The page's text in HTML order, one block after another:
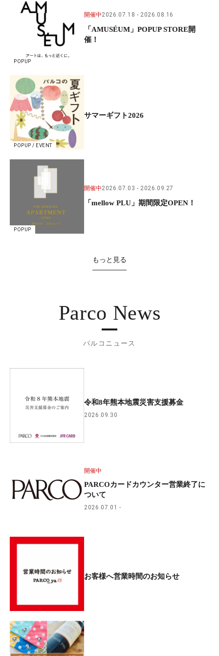
POPUP
開催中2026.07.18 2026.08.16
「AMUSÉUM」POPUP STORE開
催！
POPUP / EVENT
サマーギフト2026
POPUP
開催中2026.07.03 2026.09.27
「mellow PLU」期間限定OPEN！
もっと見る
Parco News
パルコニュース
令和8年熊本地震災害支援募金
2026.09.30
開催中
PARCOカードカウンター営業終了に
ついて
2026.07.01
お客様へ営業時間のお知らせ